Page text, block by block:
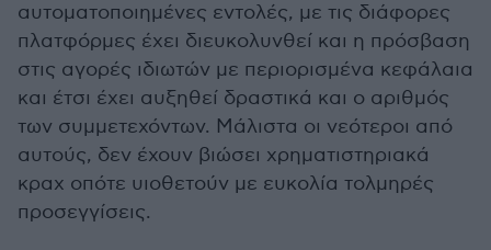
αυτοματοποιημένες εντολές, με τις διάφορες
πλατφόρμες έχει διευκολυνθεί και η πρόσβαση
στις αγορές ιδιωτών με περιορισμένα κεφάλαια
και έτσι έχει αυξηθεί δραστικά και ο αριθμός
των συμμετεχόντων. Μάλιστα οι νεότεροι από
αυτούς, δεν έχουν βιώσει χρηματιστηριακά
κραχ οπότε υιοθετούν με ευκολία τολμηρές
προσεγγίσεις.